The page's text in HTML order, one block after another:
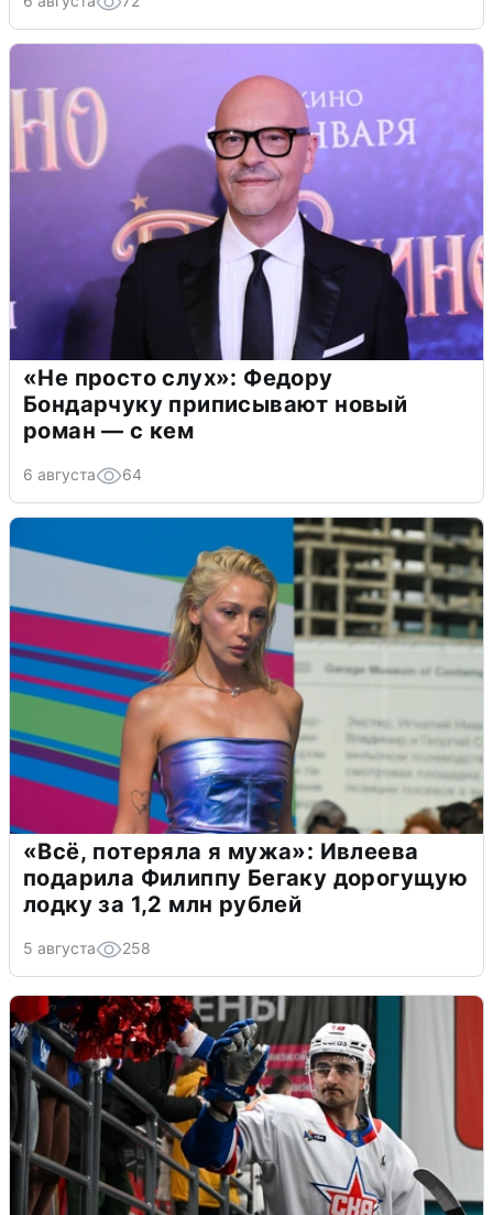
«Не просто слух»: Федору
Бондарчуку приписывают новый
роман — с кем
6 августа 64
«Всё, потеряла я мужа»: Ивлеева
подарила Филиппу Бегаку дорогущую
лодку за 1,2 млн рублей
5 августа 258